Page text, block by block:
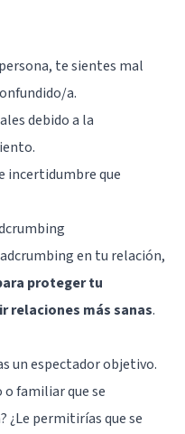
te sientes mal
a.
debido a la
incertidumbre que
en tu relación,
proteger tu
relaciones más sanas.
un espectador objetivo.
o familiar que se
¿Le permitirías que se